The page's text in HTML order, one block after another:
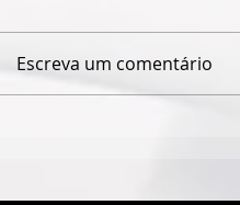
DA PRÓPRIA HISTÓRIA
Escreva um comentário